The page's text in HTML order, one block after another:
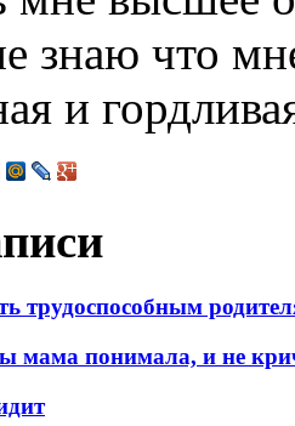
знаю что
и
трудоспособным
мама понимала, и не